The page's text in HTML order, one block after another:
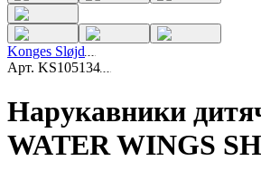
Konges Sløjd
Арт. KS105134
Нарукавники
WATER WINGS